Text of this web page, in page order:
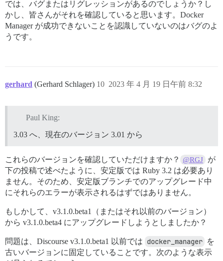
Unable checkout compatible plugin versions
$ SKIP_POST_DEPLOYMENT_MIGRATIONS=1 bundle exec
Discourse requires Ruby 3.2 or above
Docker Manager: FAILED TO UPGRADE
#<RuntimeError: RuntimeError>
/var/www/discourse/plugins/docker_manager/scripts/
/var/www/discourse/vendor/bundle/ruby/3.1.0/gems/
/var/www/discourse/vendor/bundle/ruby/3.1.0/
/var/www/discourse/vendor/bundle/ruby/3.1.0/
/var/www/discourse/vendor/bundle/ruby/3.1.0/
/var/www/discourse/vendor/bundle/ruby/3.1.0/gems/
/var/www/discourse/vendor/bundle/ruby/3.1.0/gems/
bin/rails:18:in `<main>'
では、バグまたはリグレッションがあるのでしょうか？し
かし、皆さんがそれを確認していると思います。Docker
Manager が成功できないことを認識していないのはバグのよ
うです。
gerhard (Gerhard Schlager) 2023 年 4 月 19 日午前 8:32
10
Paul King:
3.03 へ、現在のバージョン 3.01 から
これらのバージョンを確認していただけますか？ @RGJ
が
下の投稿で述べたように、安定版では Ruby 3.2 は必要あり
ません。そのため、安定版ブランチでのアップグレード中
にそれらのエラーが表示されるはずではありません。
もしかして、v3.1.0.beta1（またはそれ以前のバージョン）
から v3.1.0.beta4 にアップグレードしようとしましたか？
問題は、Discourse v3.1.0.beta1 以前では docker_manager を
古いバージョンに固定していることです。次のような表示